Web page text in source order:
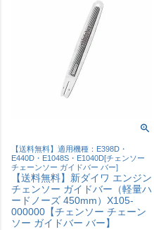
【送料無料】適用機種：E398D・
E440D・E1048S・E1040D[チェンソー
チェーンソー ガイドバー バー]
【送料無料】新ダイワ エンジン
チェンソー ガイドバー（軽量ハ
ードノーズ 450mm）X105-
000000【チェンソー チェーン
ソー ガイドバー バー】